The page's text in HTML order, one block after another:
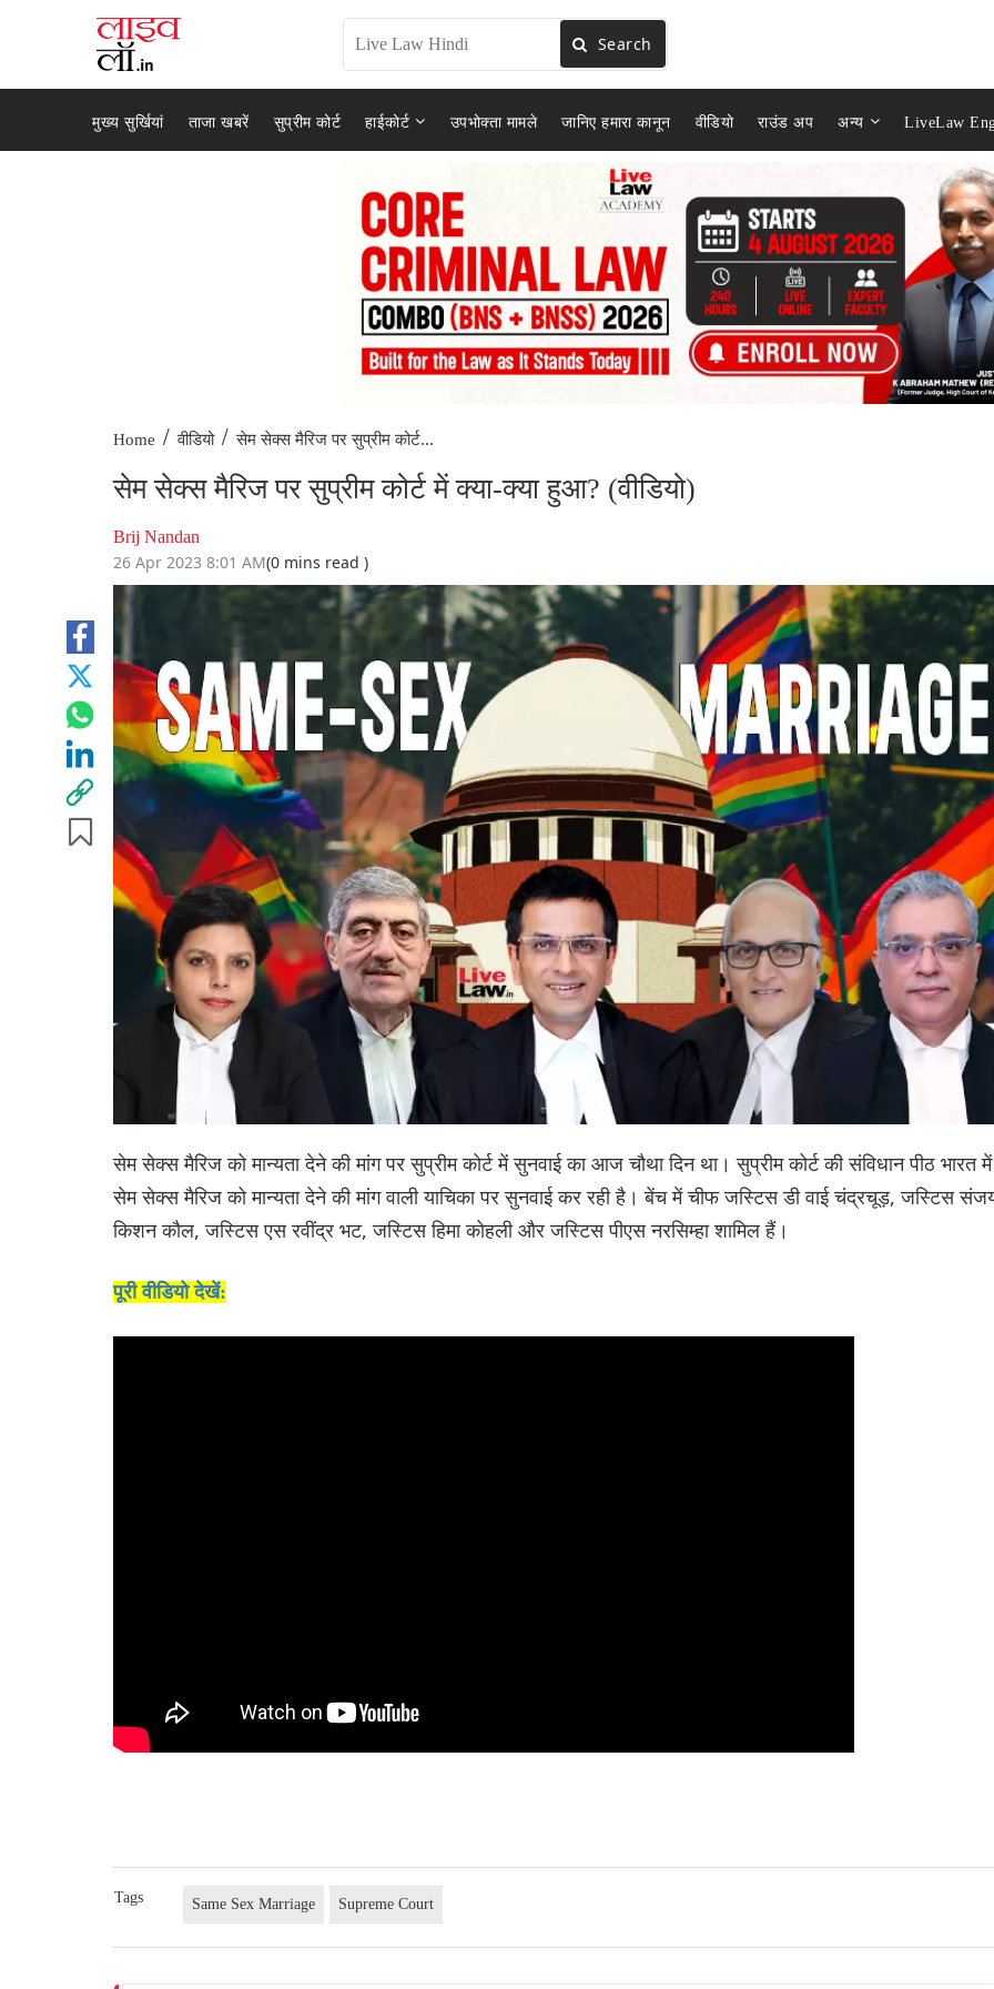
Search
मुख्य सुर्खियां ताजा खबरें सुप्रीम कोर्ट हाईकोर्ट उपभोक्ता मामले जानिए हमारा कानून वीडियो राउंड अप अन्य LiveLaw
Home / वीडियो / सेम सेक्स मैरिज पर सुप्रीम कोर्ट...
सेम सेक्स मैरिज पर सुप्रीम कोर्ट में क्या-क्या हुआ? (वीडियो)
Brij Nandan
26 Apr 2023 8:01 AM(0 mins read )
सेम सेक्स मैरिज को मान्यता देने की मांग पर सुप्रीम कोर्ट में सुनवाई का आज चौथा दिन था। सुप्रीम कोर्ट की संविधान पीठ भारत में
सेम सेक्स मैरिज को मान्यता देने की मांग वाली याचिका पर सुनवाई कर रही है। बेंच में चीफ जस्टिस डी वाई चंद्रचूड़, जस्टिस
किशन कौल, जस्टिस एस रवींद्र भट, जस्टिस हिमा कोहली और जस्टिस पीएस नरसिम्हा शामिल हैं।
पूरी वीडियो देखें:
Tags Same Sex Marriage Supreme Court